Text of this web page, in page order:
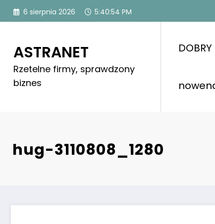
Skip
6 sierpnia 2026 5:40:54 PM
ASTRANET
Rzetelne firmy, sprawdzony
biznes
DOBRY
hug-3110808_1280